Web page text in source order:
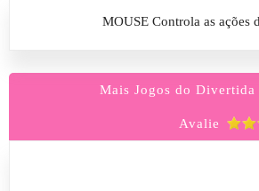
MOUSE Controla as ações
Mais Jogos do Divertida
Avalie